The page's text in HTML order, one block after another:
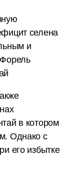
селена
и
в котором
Однако с
его избытке